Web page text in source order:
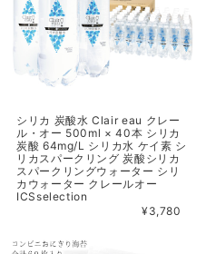
シリカ 炭酸水 Clair eau クレー
ル・オー 500ml × 40本 シリカ
炭酸 64mg/L シリカ水 ケイ素 シ
リカスパークリング 炭酸シリカ
スパークリングウォーター シリ
カウォーター クレールオー
ICSselection
¥3,780